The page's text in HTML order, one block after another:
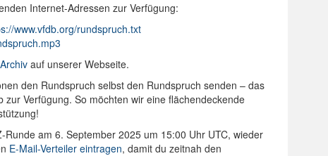
Internet-Adressen zur Verfügung:
www.vfdb.org/rundspruch.txt
auf unserer Webseite.
den Rundspruch selbst den Rundspruch senden – das
Verfügung. So möchten wir eine flächendeckende
am 6. September 2025 um 15:00 Uhr UTC, wieder
E-Mail-Verteiler eintragen, damit du zeitnah den